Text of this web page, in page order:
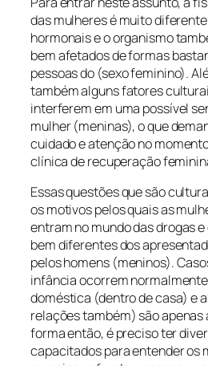
das mulheres é muito
hormonais e o organismo
bem afetados de formas
pessoas do (sexo feminino).
também alguns fatores
interferem em uma possível
mulher (meninas), o que
cuidado e atenção no
clínica de recuperação
Essas questões que são
os motivos pelos quais as
entram no mundo das drogas
bem diferentes dos
pelos homens (meninos).
infância ocorrem
doméstica (dentro de casa) e
relações também) são apenas
forma então, é preciso ter
capacitados para entender os